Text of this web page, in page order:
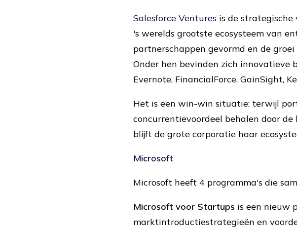
Salesforce Ventures is de strategische
's werelds grootste ecosysteem van
partnerschappen gevormd en de
Onder hen bevinden zich innovatieve
Evernote, FinancialForce, GainSight,
Het is een win-win situatie: terwijl
concurrentievoordeel behalen door
blijft de grote corporatie haar
Microsoft
Microsoft heeft 4 programma's die
Microsoft voor Startups is een nieuw
marktintroductiestrategieën en